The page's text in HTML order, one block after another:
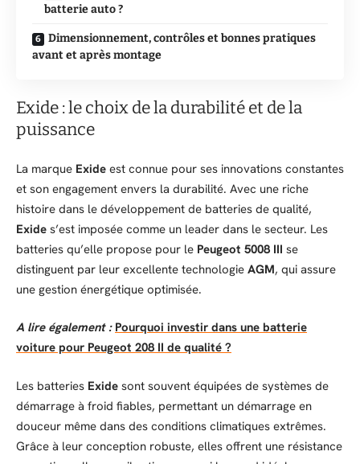
batterie auto ?
Dimensionnement, contrôles et bonnes pratiques
avant et après montage
Exide : le choix de la durabilité et de la
puissance
La marque Exide est connue pour ses innovations constantes
et son engagement envers la durabilité. Avec une riche
histoire dans le développement de batteries de qualité,
Exide s’est imposée comme un leader dans le secteur. Les
batteries qu’elle propose pour le Peugeot 5008 III se
distinguent par leur excellente technologie AGM, qui assure
une gestion énergétique optimisée.
A lire également : Pourquoi investir dans une batterie
voiture pour Peugeot 208 II de qualité ?
Les batteries Exide sont souvent équipées de systèmes de
démarrage à froid fiables, permettant un démarrage en
douceur même dans des conditions climatiques extrêmes.
Grâce à leur conception robuste, elles offrent une résistance